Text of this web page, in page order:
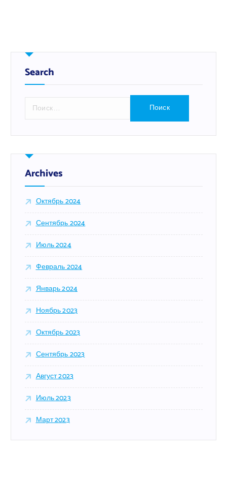
Search
т
:
Archives
Октябрь 2024
Сентябрь 2024
Июль 2024
Февраль 2024
Январь 2024
Ноябрь 2023
Октябрь 2023
Сентябрь 2023
Август 2023
Июль 2023
Март 2023